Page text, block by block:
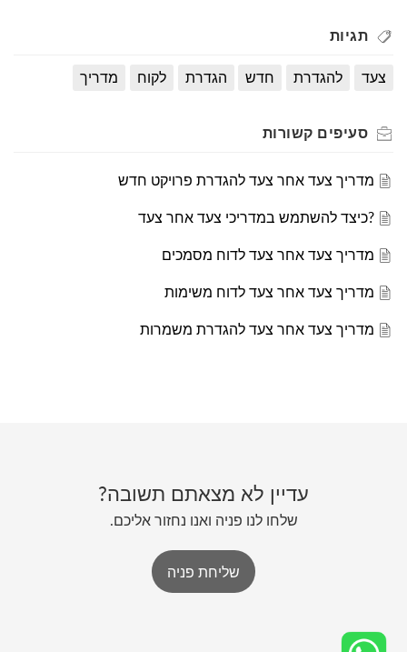
תגיות
צעד להגדרת חדש הגדרת לקוח מדריך
סעיפים קשורות
מדריך צעד אחר צעד להגדרת פרויקט חדש
?כיצד להשתמש במדריכי צעד אחר צעד
מדריך צעד אחר צעד לדוח מסמכים
מדריך צעד אחר צעד לדוח משימות
מדריך צעד אחר צעד להגדרת משמרות
עדיין לא מצאתם תשובה?
שלחו לנו פניה ואנו נחזור אליכם.
שליחת פניה